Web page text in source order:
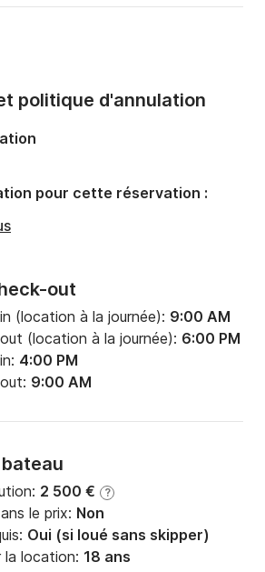
bains:
54cv
out
(location à la journée): 9:00 AM
(location à la journée): 6:00 PM
4:00 PM
9:00 AM
2 500 € ?
le prix: Non
Oui (si loué sans skipper)
la location: 18 ans
politique d'annulation
pour cette réservation :